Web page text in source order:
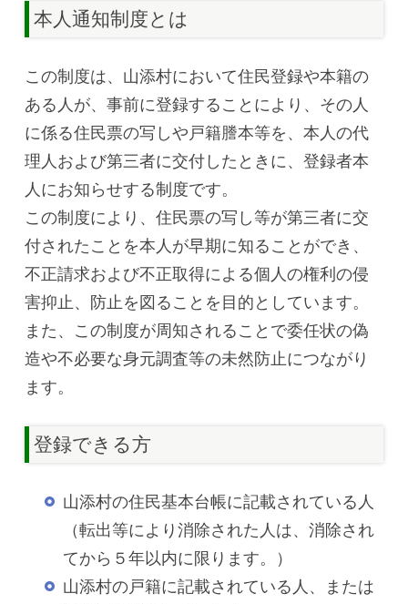
本人通知制度とは
この制度は、山添村において住民登録や本籍の
ある人が、事前に登録することにより、その人
に係る住民票の写しや戸籍謄本等を、本人の代
理人および第三者に交付したときに、登録者本
人にお知らせする制度です。
この制度により、住民票の写し等が第三者に交
付されたことを本人が早期に知ることができ、
不正請求および不正取得による個人の権利の侵
害抑止、防止を図ることを目的としています。
また、この制度が周知されることで委任状の偽
造や不必要な身元調査等の未然防止につながり
ます。
登録できる方
山添村の住民基本台帳に記載されている人
（転出等により消除された人は、消除され
てから５年以内に限ります。）
山添村の戸籍に記載されている人、または